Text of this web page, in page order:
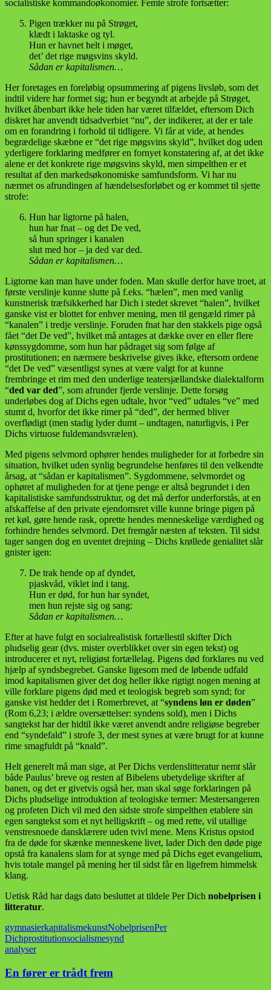
socialistiske kommandoøkonomier. Femte strofe fortsætter:
Pigen trækker nu på Strøget,
klædt i laktaske og tyl.
Hun er havnet helt i møget,
det’ det rige møgsvins skyld.
Sådan er kapitalismen…
Her foretages en foreløbig opsummering af pigens livsløb, som det
indtil videre har formet sig; hun er begyndt at arbejde på Strøget,
hvilket åbenbart ikke hele tiden har været tilfældet, eftersom Dich
diskret har anvendt tidsadverbiet “nu”, der indikerer, at der er tale
om en forandring i forhold til tidligere. Vi får at vide, at hendes
begrædelige skæbne er “det rige møgsvins skyld”, hvilket dog uden
yderligere forklaring medfører en fornyet konstatering af, at det ikke
alene er det konkrete rige møgsvins skyld, men simpelthen er et
resultat af den markedsøkonomiske samfundsform. Vi har nu
nærmet os afrundingen af hændelsesforløbet og er kommet til sjette
strofe:
Hun har ligtorne på halen,
hun har fnat – og det De ved,
så hun springer i kanalen
slut med hor – ja ded var ded.
Sådan er kapitalismen…
Ligtorne kan man have under foden. Man skulle derfor have troet, at
første verslinje kunne slutte på f.eks. “hælen”, men med vanlig
kunstnerisk træfsikkerhed har Dich i stedet skrevet “halen”, hvilket
ganske vist er blottet for enhver mening, men til gengæld rimer på
“kanalen” i tredje verslinje. Foruden fnat har den stakkels pige også
fået “det De ved”, hvilket må antages at dække over en eller flere
kønssygdomme, som hun har pådraget sig som følge af
prostitutionen; en nærmere beskrivelse gives ikke, eftersom ordene
“det De ved” væsentligst synes at være valgt for at kunne
frembringe et rim med den underlige teatersjællandske dialektalform
“ded var ded”, som afrunder fjerde verslinje. Dette forsøg
underløbes dog af Dichs egen udtale, hvor “ved” udtales “ve” med
stumt d, hvorfor det ikke rimer på “ded”, der hermed bliver
overflødigt (men stadig lyder dumt – undtagen, naturligvis, i Per
Dichs virtuose fuldemandsvrælen).
Med pigens selvmord ophører hendes muligheder for at forbedre sin
situation, hvilket uden synlig begrundelse henføres til den velkendte
årsag, at “sådan er kapitalismen”. Sygdommene, selvmordet og
ophøret af muligheden for at tjene penge er altså begrundet i den
kapitalistiske samfundsstruktur, og det må derfor underforstås, at en
afskaffelse af den private ejendomsret ville kunne bringe pigen på
ret køl, gøre hende rask, oprette hendes menneskelige værdighed og
forhindre hendes selvmord. Det fremgår næsten af teksten. Til sidst
tager sangen dog en uventet drejning – Dichs krøllede genialitet slår
gnister igen:
De trak hende op af dyndet,
pjaskvåd, viklet ind i tang.
Hun er død, for hun har syndet,
men hun rejste sig og sang:
Sådan er kapitalismen…
Efter at have fulgt en socialrealistisk fortællestil skifter Dich
pludselig gear (dvs. mister overblikket over sin egen tekst) og
introducerer et nyt, religiøst fortællelag. Pigens død forklares nu ved
hjælp af syndsbegrebet. Ganske ligesom med de løbende udfald
imod kapitalismen giver det dog heller ikke rigtigt nogen mening at
ville forklare pigens død med et teologisk begreb som synd; for
ganske vist hedder det i Romerbrevet, at “syndens løn er døden”
(Rom 6,23; i ældre oversættelser: syndens sold), men i Dichs
sangtekst har der hidtil ikke været anvendt andre religiøse begreber
end “syndefald” i strofe 3, der mest synes at være brugt for at kunne
rime smagfuldt på “knald”.
Helt generelt må man sige, at Per Dichs verdenslitteratur nemt slår
både Paulus’ breve og resten af Bibelens ubetydelige skrifter af
banen, og det er givetvis også her, man skal søge forklaringen på
Dichs pludselige introduktion af teologiske termer: Mestersangeren
og profeten Dich vil med den sidste strofe simpelthen etablere sin
egen sangtekst som et nyt helligskrift – og med rette, vil utallige
venstresnoede dansklærere uden tvivl mene. Mens Kristus opstod
fra de døde for skænke menneskene livet, lader Dich den døde pige
opstå fra kanalens slam for at synge med på Dichs eget evangelium,
hvis totale mangel på mening her til sidst får en ligefrem himmelsk
klang.
Uetisk Råd har dags dato besluttet at tildele Per Dich nobelprisen i
litteratur.
gymnasierkapitalismekunstNobelprisenPer
Dichprostitutionsocialismesynd
analyser
En fører er trådt frem